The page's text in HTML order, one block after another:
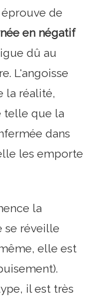
de
en négatif
dû au
L'angoisse
la réalité,
telle que la
dans
les emporte
la
se réveille
elle est
il est très